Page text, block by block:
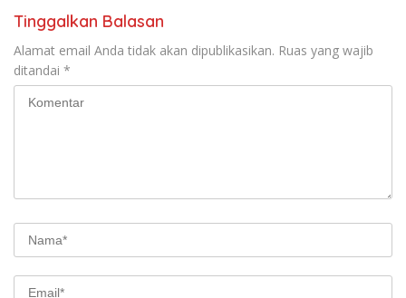
Tinggalkan Balasan
Alamat email Anda tidak akan dipublikasikan. Ruas yang wajib
ditandai *